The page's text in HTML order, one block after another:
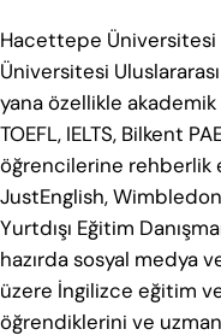
Hacettepe Üniversitesi
Üniversitesi
yana özellikle
TOEFL, IELTS, Bilkent
öğrencilerine rehberlik
JustEnglish,
Yurtdışı Eğitim
hazırda sosyal medya
üzere İngilizce eğitim
öğrendiklerini ve